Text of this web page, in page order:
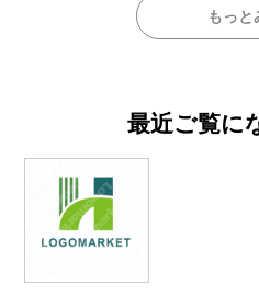
もっと
最近ご覧に